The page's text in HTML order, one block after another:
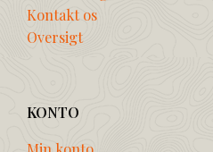
Kontakt os
Oversigt
KONTO